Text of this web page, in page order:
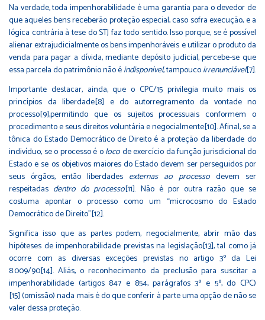
Na verdade, toda impenhorabilidade é uma garantia para o devedor de
que aqueles bens receberão proteção especial, caso sofra execução, e a
lógica contrária à tese do STJ faz todo sentido. Isso porque, se é possível
alienar extrajudicialmente os bens impenhoráveis e utilizar o produto da
venda para pagar a dívida, mediante depósito judicial, percebe-se que
essa parcela do patrimônio não éindisponível, tampoucoirrenunciável[7].
Importante destacar, ainda, que o CPC/15 privilegia muito mais os
princípios da liberdade[8] e do autorregramento da vontade no
processo[9],permitindo que os sujeitos processuais conformem o
procedimento e seus direitos voluntária e negocialmente[10]. Afinal, se a
tônica do Estado Democrático de Direito é a proteção da liberdade do
indivíduo, se o processo é olocode exercício da função jurisdicional do
Estado e se os objetivos maiores do Estado devem ser perseguidos por
seus órgãos, então liberdades externas ao processo devem ser
respeitadas dentro do processo[11]. Não é por outra razão que se
costuma apontar o processo como um “microcosmo do Estado
Democrático de Direito”[12].
Significa isso que as partes podem, negocialmente, abrir mão das
hipóteses de impenhorabilidade previstas na legislação[13], tal como já
ocorre com as diversas exceções previstas no artigo 3º da Lei
8.009/90[14]. Aliás, o reconhecimento da preclusão para suscitar a
impenhorabilidade (artigos 847 e 854, parágrafos 3º e 5º, do CPC)
[15](omissão) nada mais é do que conferir à parte uma opção de não se
valer dessa proteção.